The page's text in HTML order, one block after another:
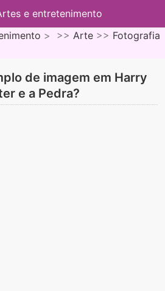
e entretenimento
> >> Arte >> Fotografia
de imagem em Harry
e a Pedra?